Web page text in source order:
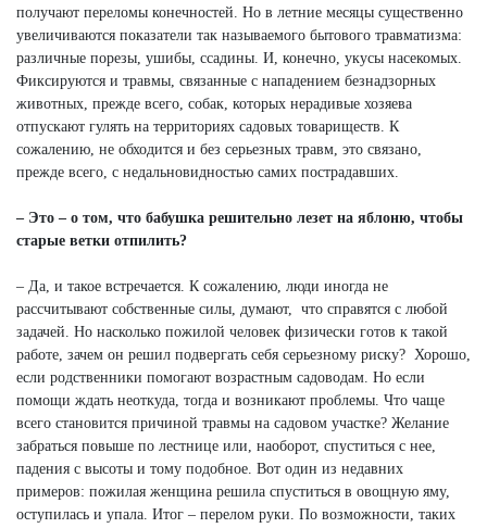
получают переломы конечностей. Но в летние месяцы существенно
увеличиваются показатели так называемого бытового травматизма:
различные порезы, ушибы, ссадины. И, конечно, укусы насекомых.
Фиксируются и травмы, связанные с нападением безнадзорных
животных, прежде всего, собак, которых нерадивые хозяева
отпускают гулять на территориях садовых товариществ. К
сожалению, не обходится и без серьезных травм, это связано,
прежде всего, с недальновидностью самих пострадавших.
– Это – о том, что бабушка решительно лезет на яблоню, чтобы
старые ветки отпилить?
– Да, и такое встречается. К сожалению, люди иногда не
рассчитывают собственные силы, думают, что справятся с любой
задачей. Но насколько пожилой человек физически готов к такой
работе, зачем он решил подвергать себя серьезному риску? Хорошо,
если родственники помогают возрастным садоводам. Но если
помощи ждать неоткуда, тогда и возникают проблемы. Что чаще
всего становится причиной травмы на садовом участке? Желание
забраться повыше по лестнице или, наоборот, спуститься с нее,
падения с высоты и тому подобное. Вот один из недавних
примеров: пожилая женщина решила спуститься в овощную яму,
оступилась и упала. Итог – перелом руки. По возможности, таких